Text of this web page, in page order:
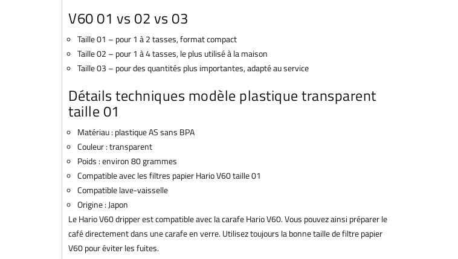
V60 01 vs 02 vs 03
Taille 01 – pour 1 à 2 tasses, format compact
Taille 02 – pour 1 à 4 tasses, le plus utilisé à la maison
Taille 03 – pour des quantités plus importantes, adapté au service
Détails techniques modèle plastique transparent
taille 01
Matériau : plastique AS sans BPA
Couleur : transparent
Poids : environ 80 grammes
Compatible avec les filtres papier Hario V60 taille 01
Compatible lave-vaisselle
Origine : Japon
Le Hario V60 dripper est compatible avec la carafe Hario V60. Vous pouvez ainsi préparer le
café directement dans une carafe en verre. Utilisez toujours la bonne taille de filtre papier
V60 pour éviter les fuites.